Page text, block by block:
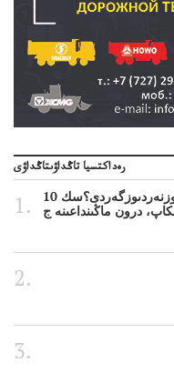
رەداكتسيا تاڭداۋىتاڭداۋى
10 كۇندە نە وزنەردىوزگەردى؟سك